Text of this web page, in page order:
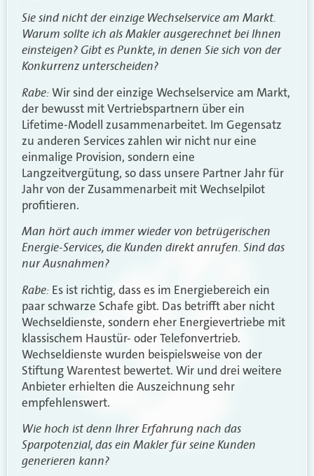
Sie sind nicht der einzige Wechselservice am Markt.
Warum sollte ich als Makler ausgerechnet bei Ihnen
einsteigen? Gibt es Punkte, in denen Sie sich von der
Konkurrenz unterscheiden?
Rabe:Wir sind der einzige Wechselservice am Markt,
der bewusst mit Vertriebspartnern über ein
Lifetime-Modell zusammenarbeitet. Im Gegensatz
zu anderen Services zahlen wir nicht nur eine
einmalige Provision, sondern eine
Langzeitvergütung, so dass unsere Partner Jahr für
Jahr von der Zusammenarbeit mit Wechselpilot
profitieren.
Man hört auch immer wieder von betrügerischen
Energie-Services, die Kunden direkt anrufen. Sind das
nur Ausnahmen?
Rabe: Es ist richtig, dass es im Energiebereich ein
paar schwarze Schafe gibt. Das betrifft aber nicht
Wechseldienste, sondern eher Energievertriebe mit
klassischem Haustür- oder Telefonvertrieb.
Wechseldienste wurden beispielsweise von der
Stiftung Warentest bewertet. Wir und drei weitere
Anbieter erhielten die Auszeichnung sehr
empfehlenswert.
Wie hoch ist denn Ihrer Erfahrung nach das
Sparpotenzial, das ein Makler für seine Kunden
generieren kann?